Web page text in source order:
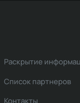
Раскрытие
Список партнеров
Контакты